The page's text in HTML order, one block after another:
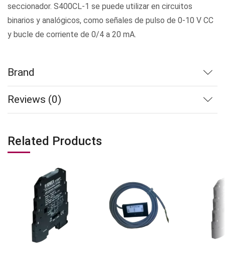
seccionador. S400CL-1 se puede utilizar en circuitos
binarios y analógicos, como señales de pulso de 0-10 V CC
y bucle de corriente de 0/4 a 20 mA.
Brand
Reviews (0)
Related Products